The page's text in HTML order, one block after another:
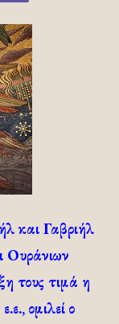
και Γαβριήλ
Ουράνιων
τους τιμά η
ομιλεί ο